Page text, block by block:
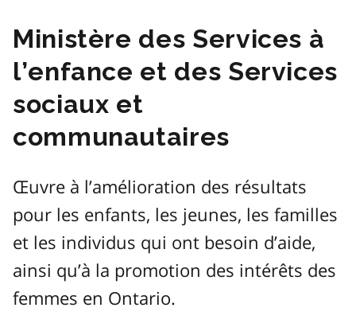
Ministère des Services à
l’enfance et des Services
sociaux et
communautaires
Œuvre à l’amélioration des résultats
pour les enfants, les jeunes, les familles
et les individus qui ont besoin d’aide,
ainsi qu’à la promotion des intérêts des
femmes en Ontario.